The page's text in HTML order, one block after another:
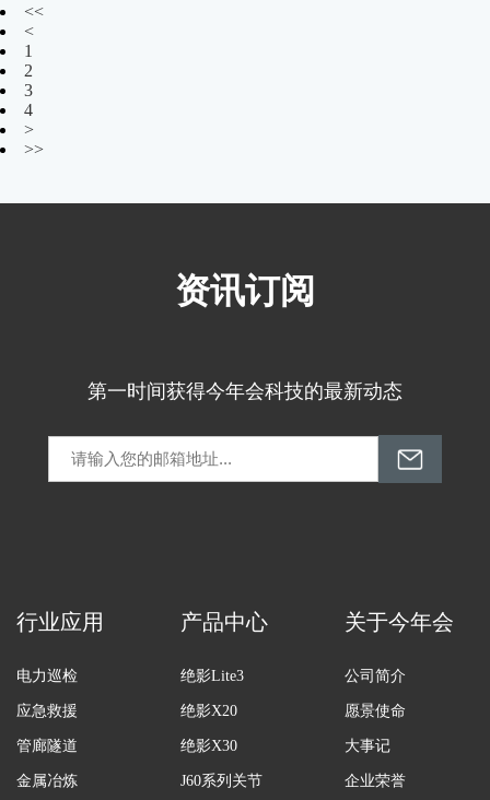
<<
<
1
2
3
4
>
>>
资讯订阅
第一时间获得今年会科技的最新动态
行业应用
电力巡检
应急救援
管廊隧道
金属冶炼
产品中心
绝影Lite3
绝影X20
绝影X30
J60系列关节
关于今年会
公司简介
愿景使命
大事记
企业荣誉